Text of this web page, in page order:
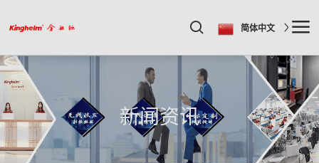
简体中文
新闻资讯